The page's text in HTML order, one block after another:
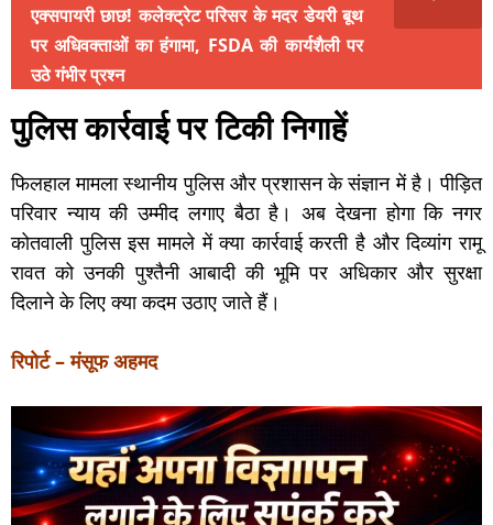
एक्सपायरी छाछ! कलेक्ट्रेट परिसर के मदर डेयरी बूथ
पर अधिवक्ताओं का हंगामा, FSDA की कार्यशैली पर
उठे गंभीर प्रश्न
पुलिस कार्रवाई पर टिकी निगाहें
फिलहाल मामला स्थानीय पुलिस और प्रशासन के संज्ञान में है। पीड़ित
परिवार न्याय की उम्मीद लगाए बैठा है। अब देखना होगा कि नगर
कोतवाली पुलिस इस मामले में क्या कार्रवाई करती है और दिव्यांग रामू
रावत को उनकी पुश्तैनी आबादी की भूमि पर अधिकार और सुरक्षा
दिलाने के लिए क्या कदम उठाए जाते हैं।
रिपोर्ट – मंसूफ अहमद